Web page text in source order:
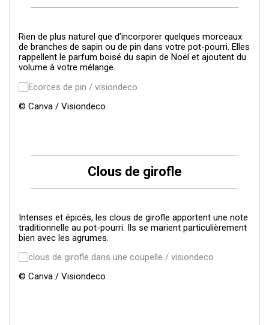
Rien de plus naturel que d’incorporer quelques morceaux
de branches de sapin ou de pin dans votre pot-pourri. Elles
rappellent le parfum boisé du sapin de Noël et ajoutent du
volume à votre mélange.
© Canva / Visiondeco
Clous de girofle
Intenses et épicés, les clous de girofle apportent une note
traditionnelle au pot-pourri. Ils se marient particulièrement
bien avec les agrumes.
© Canva / Visiondeco